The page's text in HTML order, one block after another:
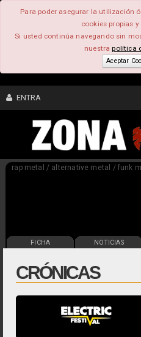
Para poder asegurar la utilización
cookies propias y
Si usted continúa navegando sin
nuestrapolítica
Aceptar
ENTRA
CONTENIDO
rap metal / alternative metal / funk
FICHA NOTICIAS
CRÓNICAS